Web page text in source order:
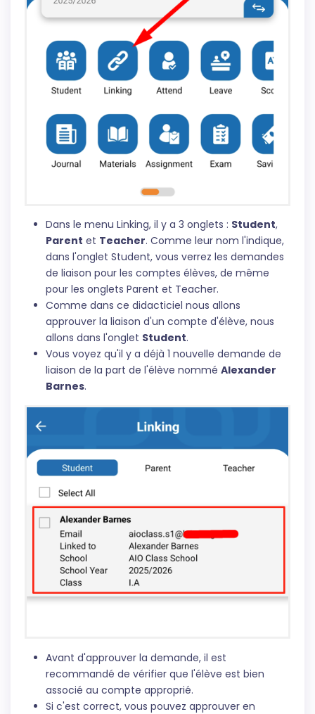
Dans le menu Linking, il y a 3 onglets : Student,
Parent et Teacher. Comme leur nom l'indique,
dans l'onglet Student, vous verrez les demandes
de liaison pour les comptes élèves, de même
pour les onglets Parent et Teacher.
Comme dans ce didacticiel nous allons
approuver la liaison d'un compte d'élève, nous
allons dans l'onglet Student.
Vous voyez qu'il y a déjà 1 nouvelle demande de
liaison de la part de l'élève nommé Alexander
Barnes.
Avant d'approuver la demande, il est
recommandé de vérifier que l'élève est bien
associé au compte approprié.
Si c'est correct, vous pouvez approuver en